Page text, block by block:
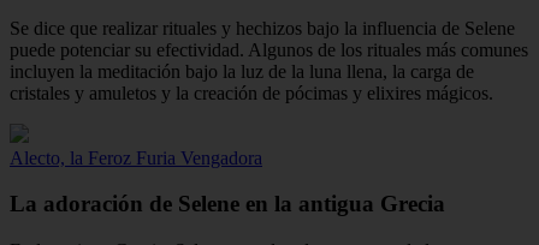
Se dice que realizar rituales y hechizos bajo la influencia de Selene
puede potenciar su efectividad. Algunos de los rituales más comunes
incluyen la meditación bajo la luz de la luna llena, la carga de
cristales y amuletos y la creación de pócimas y elixires mágicos.
Alecto, la Feroz Furia Vengadora
La adoración de Selene en la antigua Grecia